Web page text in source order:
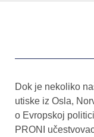
Dok je nekoliko
utiske iz Osla,
o Evropskoj
PRONI